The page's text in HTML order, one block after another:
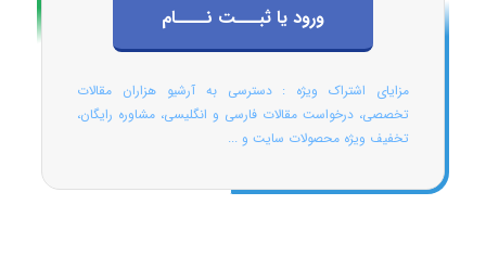
ورود یا ثبـــت نــــام
مزایای اشتراک ویژه : دسترسی به آرشیو هزاران مقالات
تخصصی، درخواست مقالات فارسی و انگلیسی، مشاوره رایگان،
تخفیف ویژه محصولات سایت و ...